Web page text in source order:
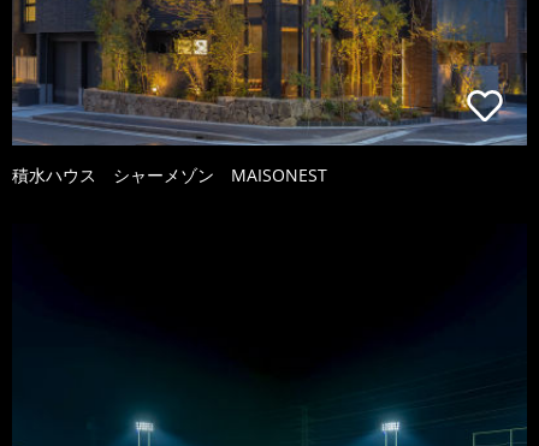
積水ハウス シャーメゾン MAISONEST